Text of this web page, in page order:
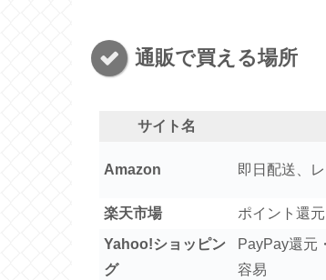
通販で買える場所
サイト名
Amazon 即日配送、
楽天市場
ポイント還
Yahoo!ショッピン
グ
PayPay還元
容易